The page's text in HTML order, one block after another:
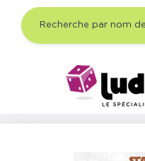
Jeux de rôle
: Aux Confins de l'Empire -